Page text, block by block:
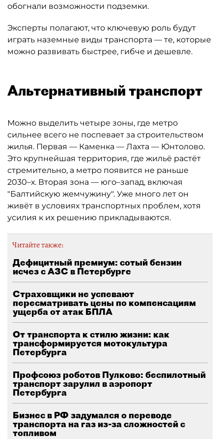
обогнали возможности подземки.
Эксперты полагают, что ключевую роль будут
играть наземные виды транспорта — те, которые
можно развивать быстрее, гибче и дешевле.
Альтернативный транспорт
Можно выделить четыре зоны, где метро
сильнее всего не поспевает за строительством
жилья. Первая — Каменка — Лахта — Юнтолово.
Это крупнейшая территория, где жильё растёт
стремительно, а метро появится не раньше
2030–х. Вторая зона — юго–запад, включая
"Балтийскую жемчужину". Уже много лет он
живёт в условиях транспортных проблем, хотя
усилия к их решению прикладываются.
Читайте также:
Дефицитный премиум: сотый бензин
исчез с АЗС в Петербурге
Страховщики не успевают
пересматривать цены по компенсациям
ущерба от атак БПЛА
От транспорта к стилю жизни: как
трансформируется мотокультура
Петербурга
Профсоюз роботов Пулково: беспилотный
транспорт зарулил в аэропорт
Петербурга
Бизнес в РФ задумался о переводе
транспорта на газ из-за сложностей с
топливом